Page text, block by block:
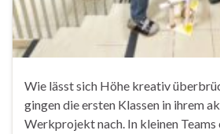
Wie lässt sich Höhe kreativ
gingen die ersten Klassen in ihrem
Werkprojekt nach. In kleinen